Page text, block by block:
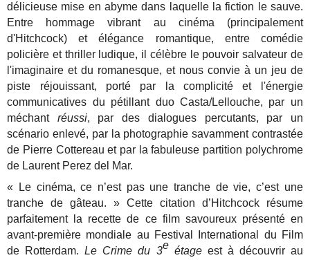
délicieuse mise en abyme dans laquelle la fiction le sauve.
Entre hommage vibrant au cinéma (principalement
d'Hitchcock) et élégance romantique, entre comédie
policière et thriller ludique, il célèbre le pouvoir salvateur de
l'imaginaire et du romanesque, et nous convie à un jeu de
piste réjouissant, porté par la complicité et l'énergie
communicatives du pétillant duo Casta/Lellouche, par un
méchant réussi, par des dialogues percutants, par un
scénario enlevé, par la photographie savamment contrastée
de Pierre Cottereau et par la fabuleuse partition polychrome
de Laurent Perez del Mar.
« Le cinéma, ce n’est pas une tranche de vie, c’est une
tranche de gâteau. » Cette citation d’Hitchcock résume
parfaitement la recette de ce film savoureux présenté en
avant-première mondiale au Festival International du Film
de Rotterdam.Le Crime du 3e étageest à découvrir au